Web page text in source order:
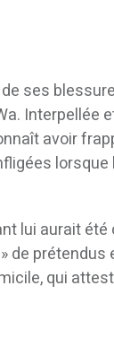
de ses
Interpellée
avoir
lui aurait été
de prétendus
qui